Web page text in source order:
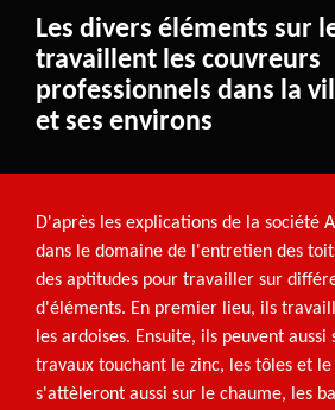
Les divers éléments sur
travaillent les couvreurs
professionnels dans la
et ses environs
D'après les explications de la société
dans le domaine de l'entretien des
des aptitudes pour travailler sur
d'éléments. En premier lieu, ils
les ardoises. Ensuite, ils peuvent aussi
travaux touchant le zinc, les tôles et
s'attèleront aussi sur le chaume, les